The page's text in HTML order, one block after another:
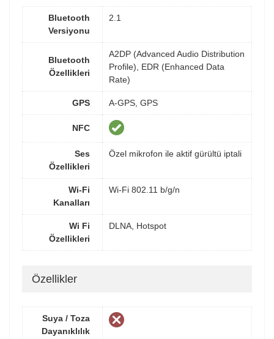
Bluetooth
Versiyonu
2.1
Bluetooth
Özellikleri
A2DP (Advanced Audio Distribution
Profile), EDR (Enhanced Data
Rate)
GPS A-GPS, GPS
NFC
Ses
Özellikleri
Özel mikrofon ile aktif gürültü iptali
Wi-Fi
Kanalları
Wi-Fi 802.11 b/g/n
Wi Fi
Özellikleri
DLNA, Hotspot
Özellikler
Suya / Toza
Dayanıklılık